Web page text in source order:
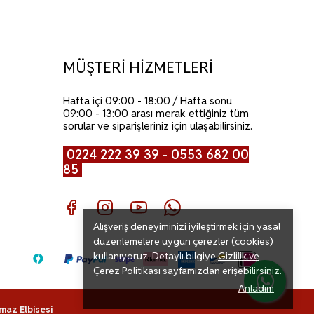
Alışveriş deneyiminizi iyileştirmek için yasal
düzenlemelere uygun çerezler (cookies)
kullanıyoruz. Detaylı bilgiyeGizlilik ve
Çerez Politikasısayfamızdan erişebilirsiniz.
Anladım
MÜŞTERİ HİZMETLERİ
Hafta içi 09:00 - 18:00 / Hafta sonu
09:00 - 13:00 arası merak ettiğiniz tüm
sorular ve siparişleriniz için ulaşabilirsiniz.
0224 222 39 39 - 0553 682 00
85
Elbisesi